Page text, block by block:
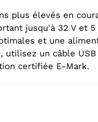
plus élevés en
jusqu'à 32 V et 5
et une
utilisez un câble
certifiée E-Mark.